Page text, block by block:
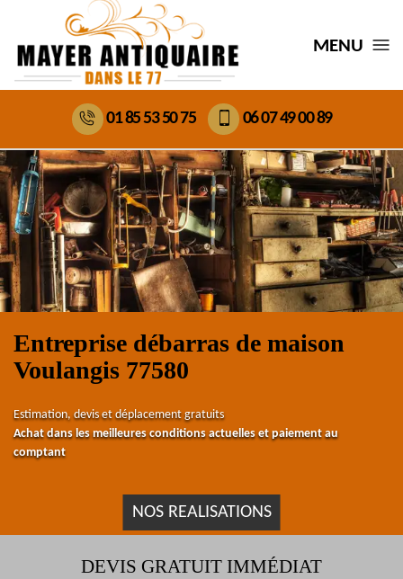
MENU
01 85 53 50 75 06 07 49 00 89
Entreprise débarras de maison
Voulangis 77580
Estimation, devis et déplacement gratuits
Achat dans les meilleures conditions actuelles et paiement au
comptant
NOS REALISATIONS
DEVIS GRATUIT IMMÉDIAT